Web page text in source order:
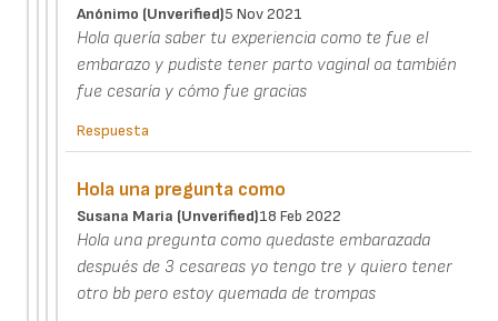
Anónimo (unverified)5 Nov 2021
Hola quería saber tu experiencia como te fue el
embarazo y pudiste tener parto vaginal oa también
fue cesaría y cómo fue gracias
Respuesta
Hola una pregunta como
Susana Maria (unverified)18 Feb 2022
Hola una pregunta como quedaste embarazada
después de 3 cesareas yo tengo tre y quiero tener
otro bb pero estoy quemada de trompas